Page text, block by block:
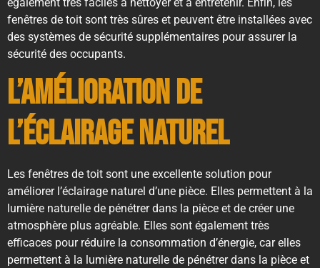
fenêtres de toit sont très sûres et peuvent être installées avec
des systèmes de sécurité supplémentaires pour assurer la
sécurité des occupants.
L’amélioration de
l’éclairage naturel
Les fenêtres de toit sont une excellente solution pour
améliorer l’éclairage naturel d’une pièce. Elles permettent à la
lumière naturelle de pénétrer dans la pièce et de créer une
atmosphère plus agréable. Elles sont également très
efficaces pour réduire la consommation d’énergie, car elles
permettent à la lumière naturelle de pénétrer dans la pièce et